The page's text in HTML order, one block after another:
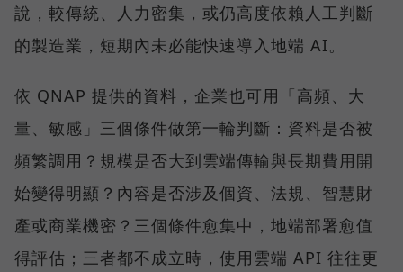
說，較傳統、人力密集，或仍高度依賴人工判斷
的製造業，短期內未必能快速導入地端 AI。
依 QNAP 提供的資料，企業也可用「高頻、大
量、敏感」三個條件做第一輪判斷：資料是否被
頻繁調用？規模是否大到雲端傳輸與長期費用開
始變得明顯？內容是否涉及個資、法規、智慧財
產或商業機密？三個條件愈集中，地端部署愈值
得評估；三者都不成立時，使用雲端 API 往往更